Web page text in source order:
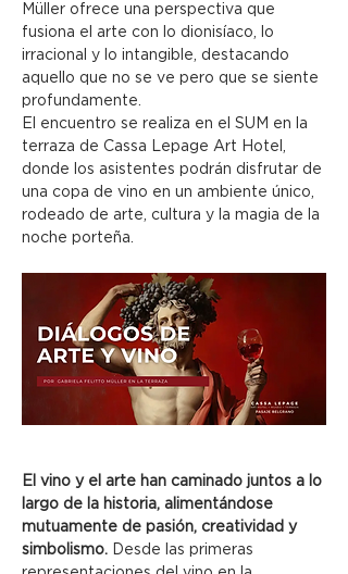
Müller ofrece una perspectiva que
fusiona el arte con lo dionisíaco, lo
irracional y lo intangible, destacando
aquello que no se ve pero que se siente
profundamente.
El encuentro se realiza en el SUM en la
terraza de Cassa Lepage Art Hotel,
donde los asistentes podrán disfrutar de
una copa de vino en un ambiente único,
rodeado de arte, cultura y la magia de la
noche porteña.
El vino y el arte han caminado juntos a lo
largo de la historia, alimentándose
mutuamente de pasión, creatividad y
simbolismo. Desde las primeras